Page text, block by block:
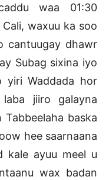
waa 01:30
waxuu ka soo
cantuugay dhawr
Subag sixina iyo
yiri Waddada hor
jiiro galayna
baska
hee saarnaana
kale ayuu meel u
wax badan